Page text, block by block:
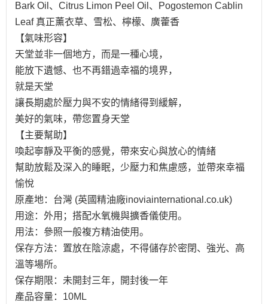
Bark Oil、Citrus Limon Peel Oil、Pogostemon Cablin
Leaf 真正薰衣草、雪松、檸檬、廣藿香
【氣味形容】
天堂並非一個地方，而是一種心境，
能放下遺憾、也不再錯過幸福的境界，
就是天堂
讓長期處於壓力與不安的情緒得到緩解，
美好的氣味，帶您置身天堂
【主要幫助】
喚起寧靜及平衡的感覺，帶來安心與放心的情緒
幫助放鬆及深入的睡眠，少壓力和焦慮感，並帶來幸福
愉悅
原產地：台灣 (英國精油廠inoviainternational.co.uk)
用途：外用；搭配水氧機與擴香儀使用。
用法：參照一般複方精油使用。
保存方法：置放在陰涼處，不得儲存於密閉、強光、高
溫等場所。
保存期限：未開封三年，開封後一年
產品容量：10ML